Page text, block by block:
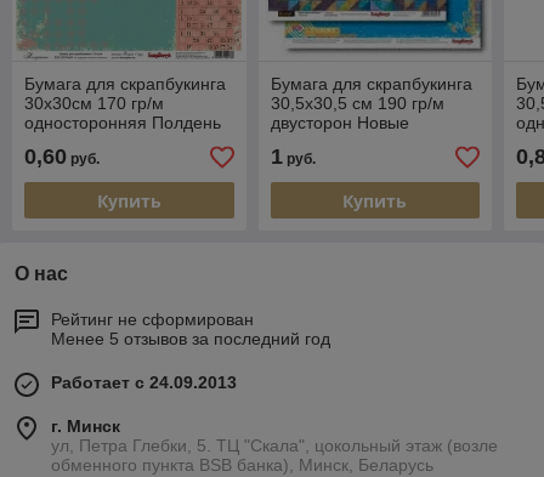
Бумага для скрапбукинга
30х30см 170 гр/м
односторонняя Полдень
0,60 руб.
Купить
Бумага для скрапбукинга
30,5х30,5 см 190 гр/м
двусторон Новые
Фейерверк
1руб.
Купить
1
О нас
Рейтинг не сформирован
Менее 5 отзывов за последний год
Работает с 24.09.2013
г. Минск
ул, Петра Глебки, 5. ТЦ "Скала", цокольный этаж (возле
обменного пункта BSB банка), Минск, Беларусь